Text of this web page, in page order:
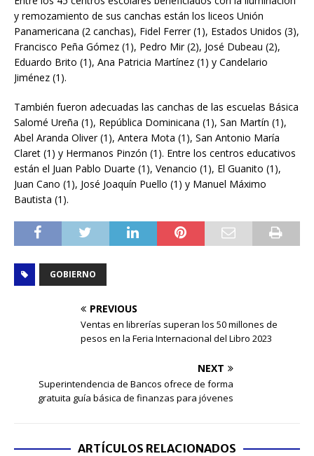
y remozamiento de sus canchas están los liceos Unión
Panamericana (2 canchas), Fidel Ferrer (1), Estados Unidos (3),
Francisco Peña Gómez (1), Pedro Mir (2), José Dubeau (2),
Eduardo Brito (1), Ana Patricia Martínez (1) y Candelario
Jiménez (1).
También fueron adecuadas las canchas de las escuelas Básica
Salomé Ureña (1), República Dominicana (1), San Martín (1),
Abel Aranda Oliver (1), Antera Mota (1), San Antonio María
Claret (1) y Hermanos Pinzón (1). Entre los centros educativos
están el Juan Pablo Duarte (1), Venancio (1), El Guanito (1),
Juan Cano (1), José Joaquín Puello (1) y Manuel Máximo
Bautista (1).
GOBIERNO
PREVIOUS
Ventas en librerías superan los 50 millones de
pesos en la Feria Internacional del Libro 2023
NEXT
Superintendencia de Bancos ofrece de forma
gratuita guía básica de finanzas para jóvenes
ARTÍCULOS RELACIONADOS